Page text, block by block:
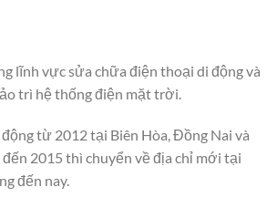
lĩnh vực sửa chữa điện thoại di động và
trì hệ thống điện mặt trời.
từ 2012 tại Biên Hòa, Đồng Nai và
2015 thì chuyển về địa chỉ mới tại
đến nay.